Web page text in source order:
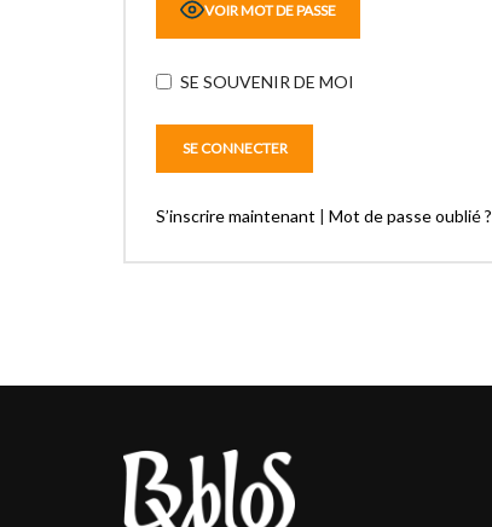
VOIR MOT DE PASSE
SE SOUVENIR DE MOI
S’inscrire maintenant | Mot de passe oublié ?